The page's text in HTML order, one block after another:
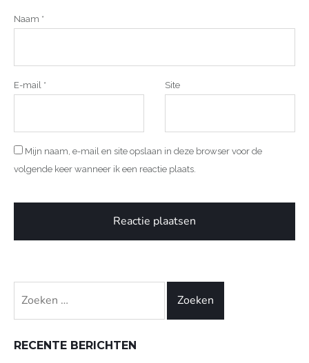
Naam *
E-mail * Site
Mijn naam, e-mail en site opslaan in deze browser voor de
volgende keer wanneer ik een reactie plaats.
naar:
RECENTE BERICHTEN